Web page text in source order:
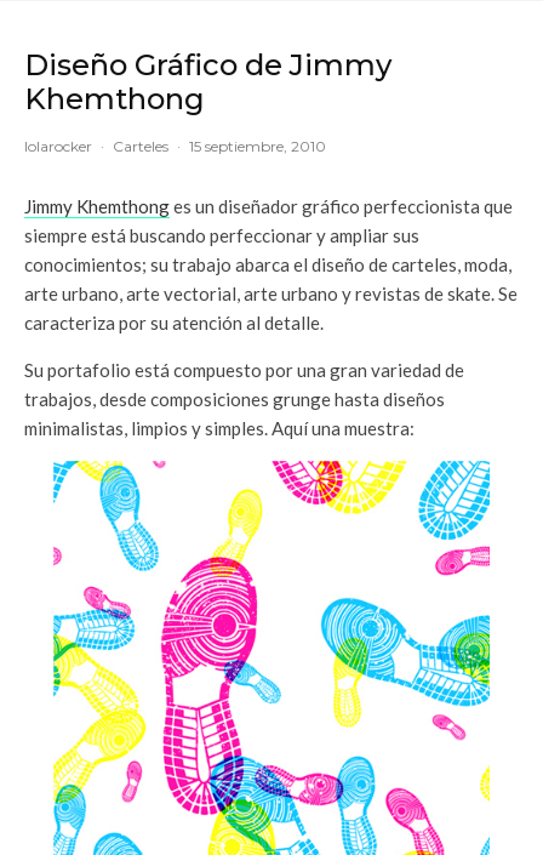
Diseño Gráfico de Jimmy
Khemthong
lolarocker · Carteles · 15 septiembre, 2010
Jimmy Khemthonges un diseñador gráfico perfeccionista que
siempre está buscando perfeccionar y ampliar sus
conocimientos; su trabajo abarca el diseño de carteles, moda,
arte urbano, arte vectorial, arte urbano y revistas de skate. Se
caracteriza por su atención al detalle.
Su portafolio está compuesto por una gran variedad de
trabajos, desde composiciones grunge hasta diseños
minimalistas, limpios y simples. Aquí una muestra: